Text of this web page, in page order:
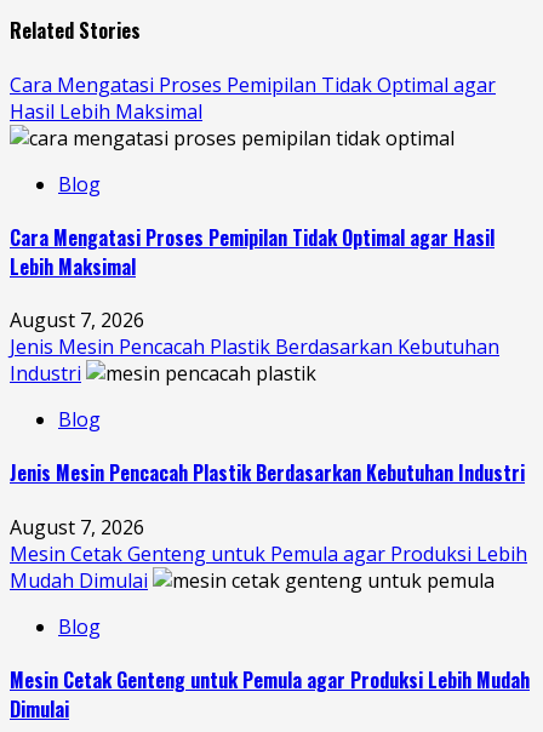
Related Stories
Cara Mengatasi Proses Pemipilan Tidak Optimal agar
Hasil Lebih Maksimal
Blog
Cara Mengatasi Proses Pemipilan Tidak Optimal agar Hasil
Lebih Maksimal
August 7, 2026
Jenis Mesin Pencacah Plastik Berdasarkan Kebutuhan
Industri
Blog
Jenis Mesin Pencacah Plastik Berdasarkan Kebutuhan Industri
August 7, 2026
Mesin Cetak Genteng untuk Pemula agar Produksi Lebih
Mudah Dimulai
Blog
Mesin Cetak Genteng untuk Pemula agar Produksi Lebih Mudah
Dimulai